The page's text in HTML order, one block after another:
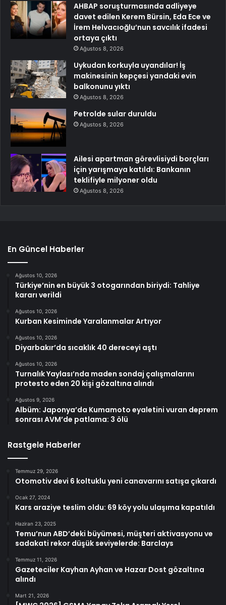
AHBAP soruşturmasında adliyeye
davet edilen Kerem Bürsin, Eda Ece ve
İrem Helvacıoğlu’nun savcılık ifadesi
ortaya çıktı
Ağustos 8, 2026
Uykudan korkuyla uyandılar! İş
makinesinin kepçesi yandaki evin
balkonunu yıktı
Ağustos 8, 2026
Petrolde sular duruldu
Ağustos 8, 2026
Ailesi apartman görevlisiydi borçları
için yarışmaya katıldı: Bankanın
teklifiyle milyoner oldu
Ağustos 8, 2026
En Güncel Haberler
Ağustos 10, 2026
Türkiye’nin en büyük 3 otogarından biriydi: Tahliye
kararı verildi
Ağustos 10, 2026
Kurban Kesiminde Yaralanmalar Artıyor
Ağustos 10, 2026
Diyarbakır’da sıcaklık 40 dereceyi aştı
Ağustos 10, 2026
Turnalık Yaylası’nda maden sondaj çalışmalarını
protesto eden 20 kişi gözaltına alındı
Ağustos 9, 2026
Albüm: Japonya’da Kumamoto eyaletini vuran deprem
sonrası AVM’de patlama: 3 ölü
Rastgele Haberler
Temmuz 29, 2026
Otomotiv devi 6 koltuklu yeni canavarını satışa çıkardı
Ocak 27, 2024
Kars araziye teslim oldu: 69 köy yolu ulaşıma kapatıldı
Haziran 23, 2025
Temu’nun ABD’deki büyümesi, müşteri aktivasyonu ve
sadakati rekor düşük seviyelerde: Barclays
Temmuz 11, 2026
Gazeteciler Kayhan Ayhan ve Hazar Dost gözaltına
alındı
Mart 21, 2026